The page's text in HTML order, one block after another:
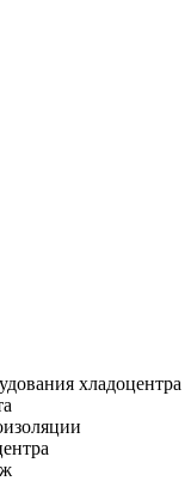
хладоцентра